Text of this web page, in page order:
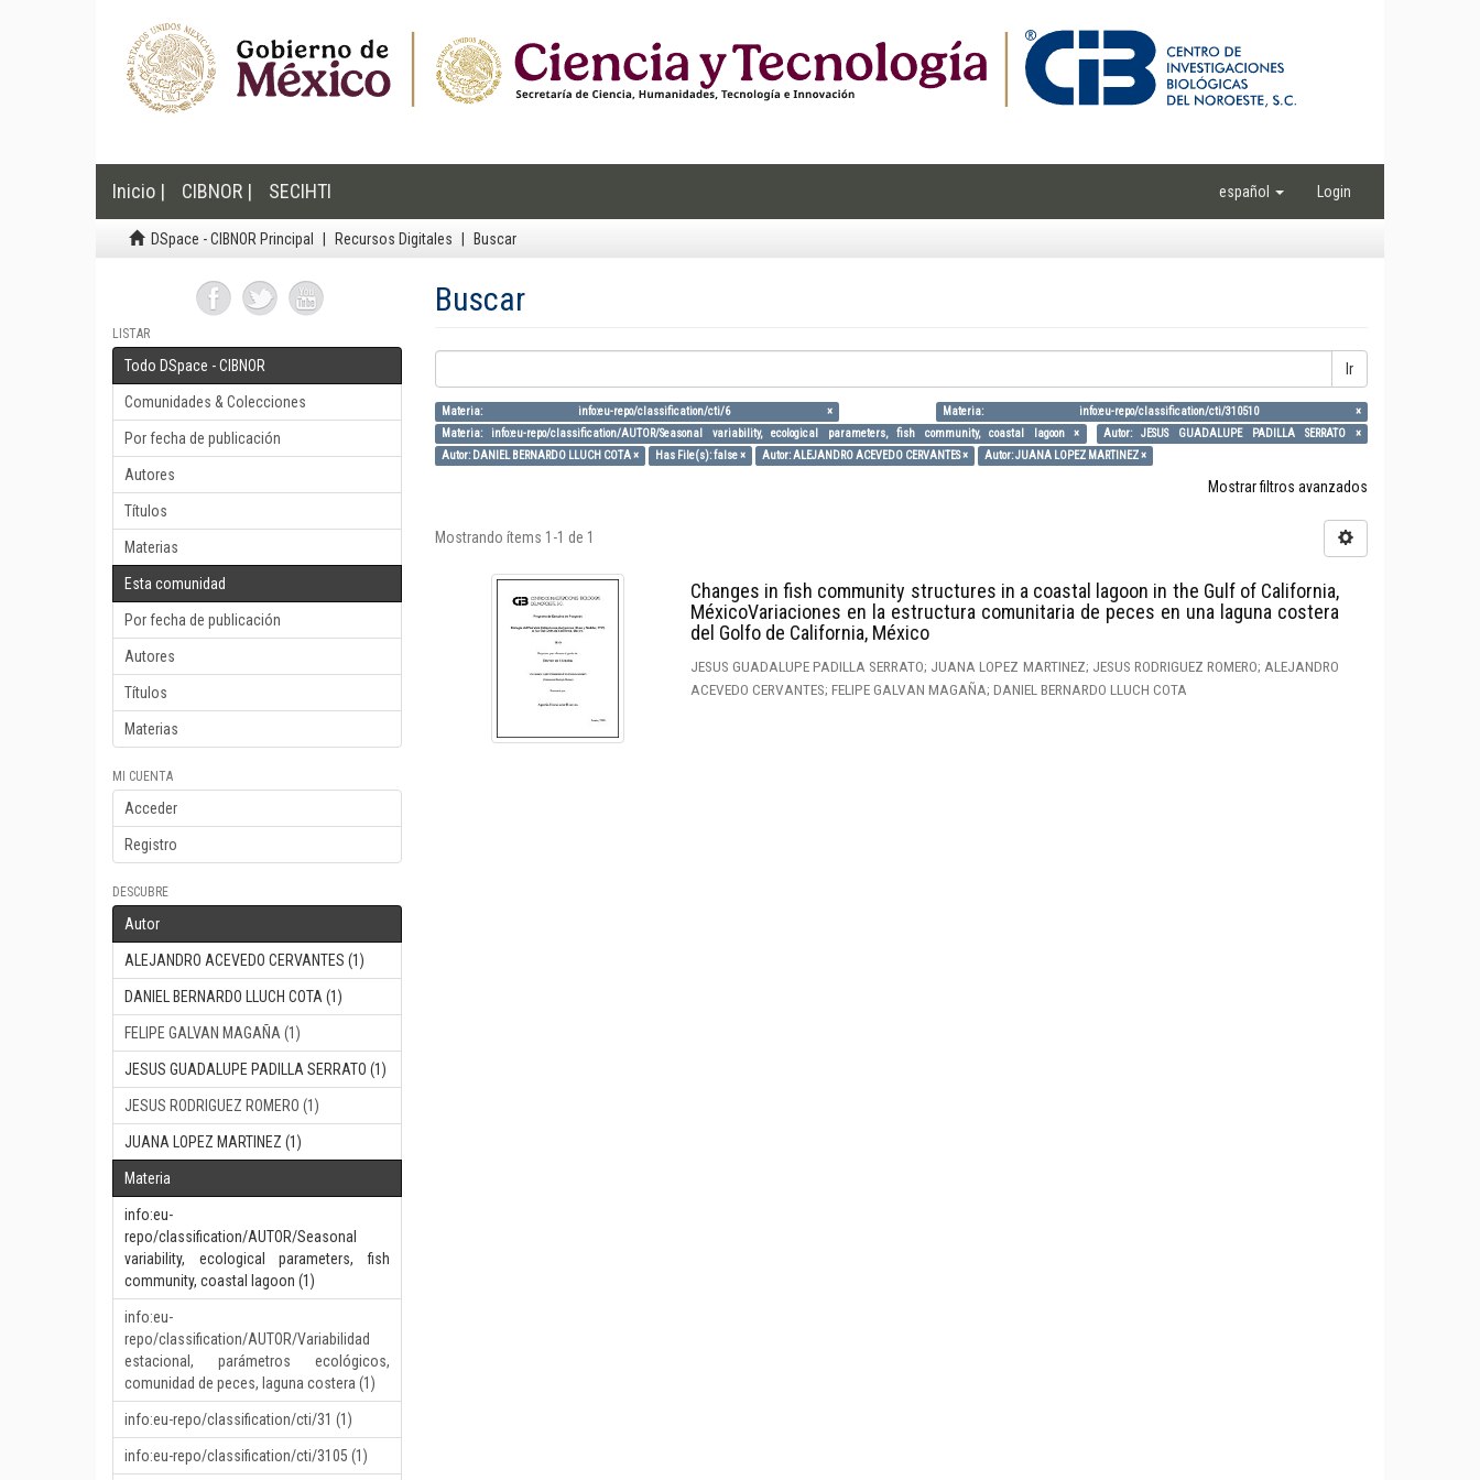
Inicio | CIBNOR | SECIHTI español Login
DSpace - CIBNOR Principal Recursos Digitales Buscar
LISTAR
Todo DSpace - CIBNOR
Comunidades & Colecciones
Por fecha de publicación
Autores
Títulos
Materias
Esta comunidad
Por fecha de publicación
Autores
Títulos
Materias
MI CUENTA
Acceder
Registro
DESCUBRE
Autor
ALEJANDRO ACEVEDO CERVANTES (1)
DANIEL BERNARDO LLUCH COTA (1)
FELIPE GALVAN MAGAÑA (1)
JESUS GUADALUPE PADILLA SERRATO (1)
JESUS RODRIGUEZ ROMERO (1)
JUANA LOPEZ MARTINEZ (1)
Materia
info:eu-
repo/classification/AUTOR/Seasonal
variability, ecological parameters, fish
community, coastal lagoon (1)
info:eu-
repo/classification/AUTOR/Variabilidad
estacional, parámetros ecológicos,
comunidad de peces, laguna costera (1)
info:eu-repo/classification/cti/31 (1)
info:eu-repo/classification/cti/3105 (1)
Buscar
Ir
Materia: info:eu-repo/classification/cti/6 ×
Materia: info:eu-repo/classification/cti/310510 ×
Materia: info:eu-repo/classification/AUTOR/Seasonal variability, ecological parameters, fish community, coastal lagoon ×
Autor: JESUS GUADALUPE PADILLA SERRATO ×
Autor: DANIEL BERNARDO LLUCH COTA ×
Has File(s): false × Autor: ALEJANDRO ACEVEDO CERVANTES × Autor: JUANA LOPEZ MARTINEZ ×
Mostrar filtros avanzados
Mostrando ítems 1-1 de 1
Changes in fish community structures in a coastal lagoon in the Gulf of California,
MéxicoVariaciones en la estructura comunitaria de peces en una laguna costera
del Golfo de California, México
JESUS GUADALUPE PADILLA SERRATO; JUANA LOPEZ MARTINEZ; JESUS RODRIGUEZ ROMERO; ALEJANDRO
ACEVEDO CERVANTES; FELIPE GALVAN MAGAÑA; DANIEL BERNARDO LLUCH COTA